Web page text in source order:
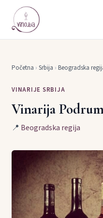
Početna › Srbija › Beogradska
VINARIJE SRBIJA
Vinarija
📍 Beogradska regija